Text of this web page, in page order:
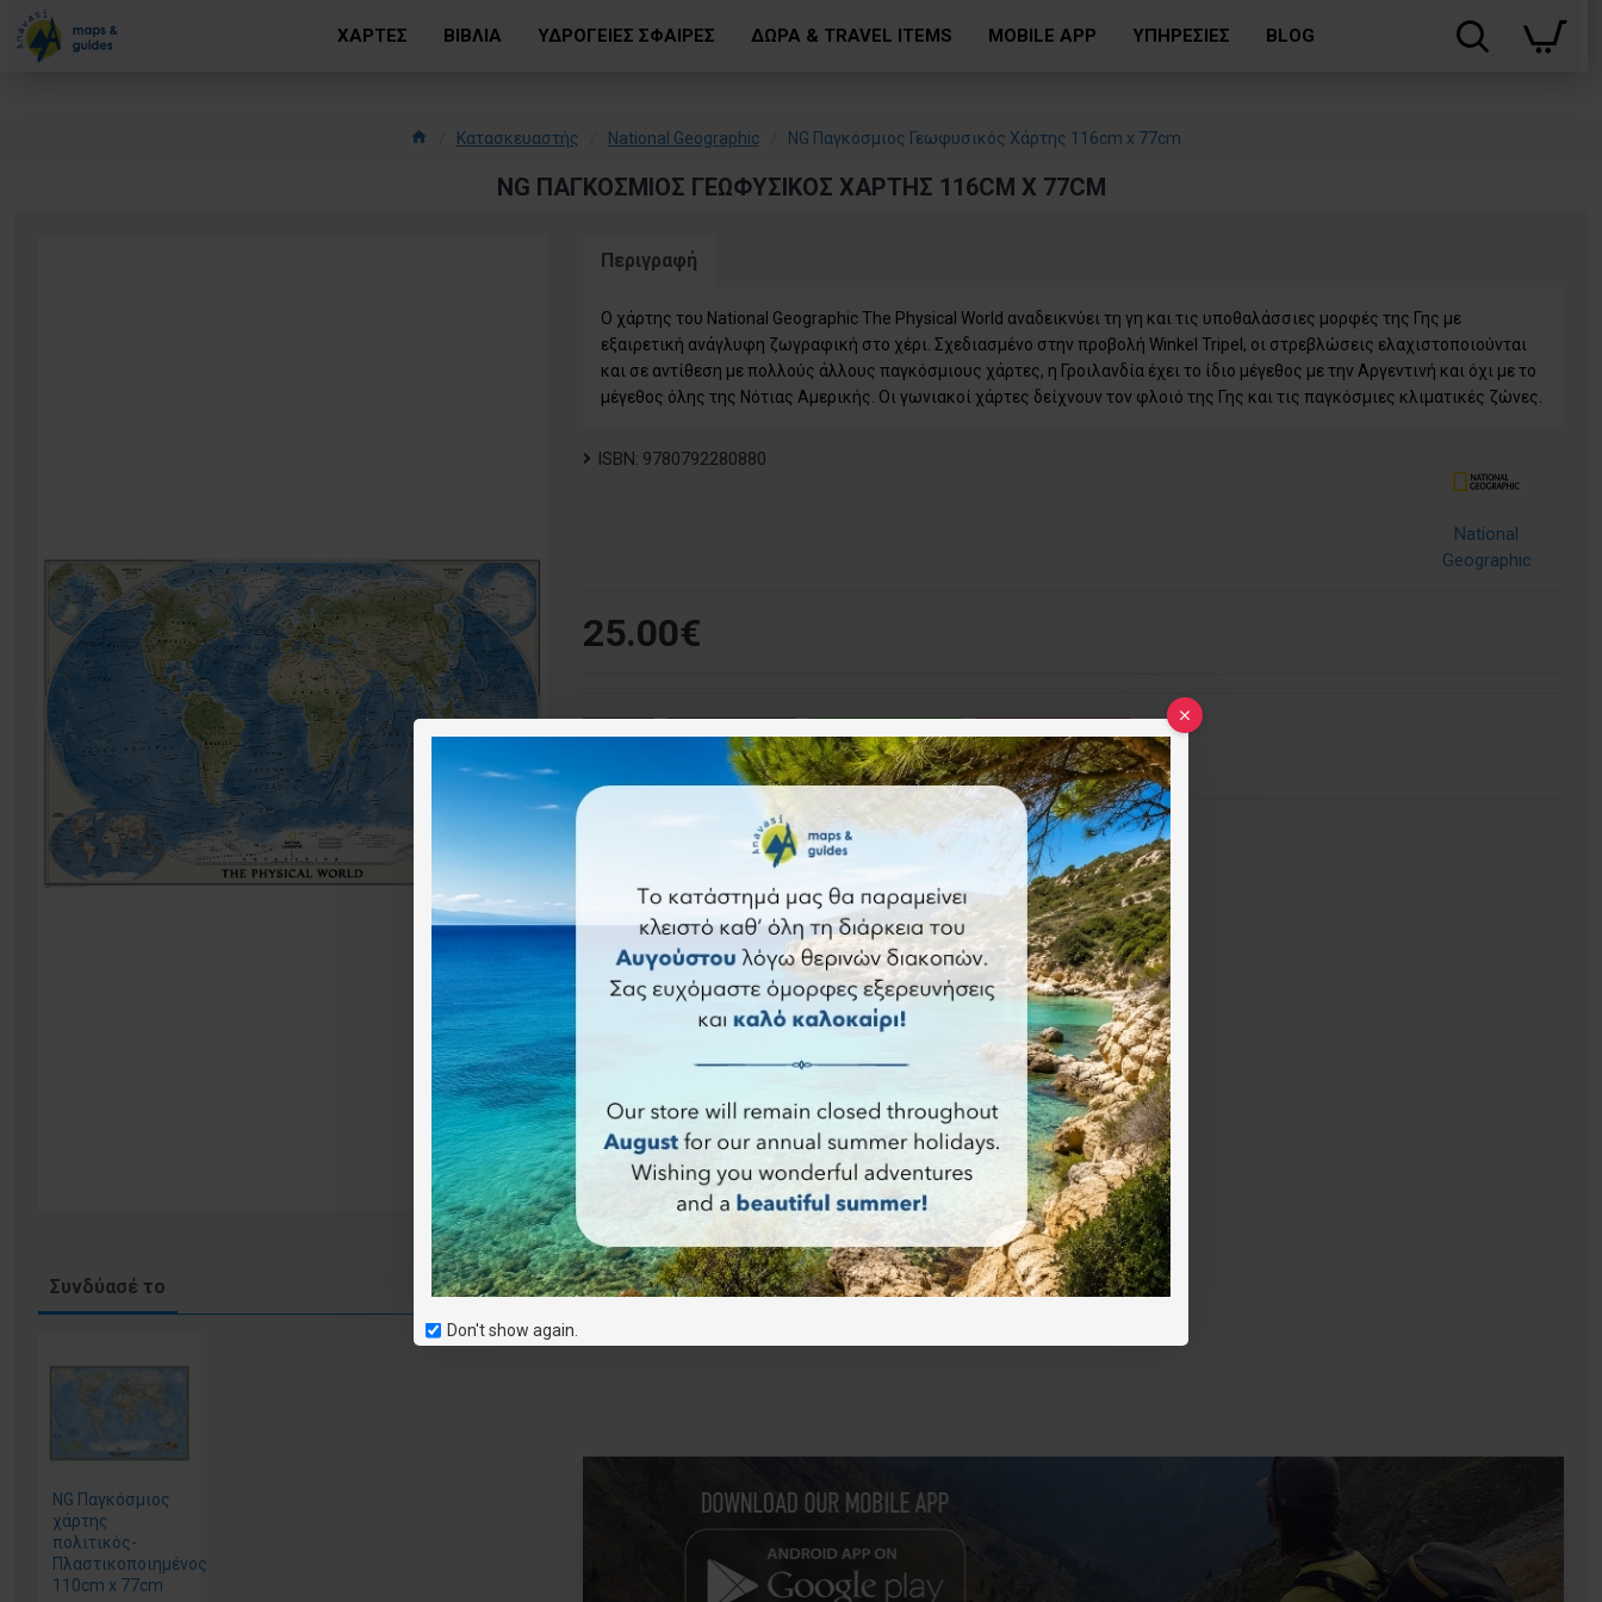
Don't show again.
ΧΑΡΤΕΣ ΒΙΒΛΙΑ ΥΔΡΟΓΕΙΕΣ ΣΦΑΙΡΕΣ ΔΩΡΑ & TRAVEL ITEMS MOBILE APP ΥΠΗΡΕΣΙΕΣ BLOG
Κατασκευαστής National Geographic NG Παγκόσμιος Γεωφυσικός Χάρτης 116cm x 77cm
NG ΠΑΓΚΌΣΜΙΟΣ ΓΕΩΦΥΣΙΚΌΣ ΧΆΡΤΗΣ 116CM X 77CM
Συνδύασέ το
NG Παγκόσμιος
χάρτης
πολιτικός-
Πλαστικοποιημένος
110cm x 77cm
Περιγραφή
Ο χάρτης του National Geographic The Physical World αναδεικνύει τη γη και τις υποθαλάσσιες μορφές της Γης με
εξαιρετική ανάγλυφη ζωγραφική στο χέρι. Σχεδιασμένο στην προβολή Winkel Tripel, οι στρεβλώσεις ελαχιστοποιούνται
και σε αντίθεση με πολλούς άλλους παγκόσμιους χάρτες, η Γροιλανδία έχει το ίδιο μέγεθος με την Αργεντινή και όχι με το
μέγεθος όλης της Νότιας Αμερικής. Οι γωνιακοί χάρτες δείχνουν τον φλοιό της Γης και τις παγκόσμιες κλιματικές ζώνες.
ISBN: 9780792280880
National
Geographic
25.00€
Καλάθι Άμεση αγορά Ερώτηση